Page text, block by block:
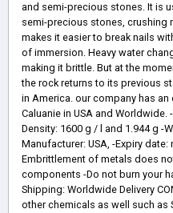
and semi-precious stones. It is
semi-precious stones, crushing
makes it easier to break nails
of immersion. Heavy water
making it brittle. But at the
the rock returns to its previous
in America. our company has
Caluanie in USA and
Density: 1600 g / l and 1.944 g -
Manufacturer: USA, -Expiry
Embrittlement of metals does
components -Do not burn your
Shipping: Worldwide Delivery
other chemicals as well such as